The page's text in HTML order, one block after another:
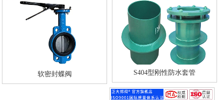
软密封蝶阀 S404型刚性防水套管